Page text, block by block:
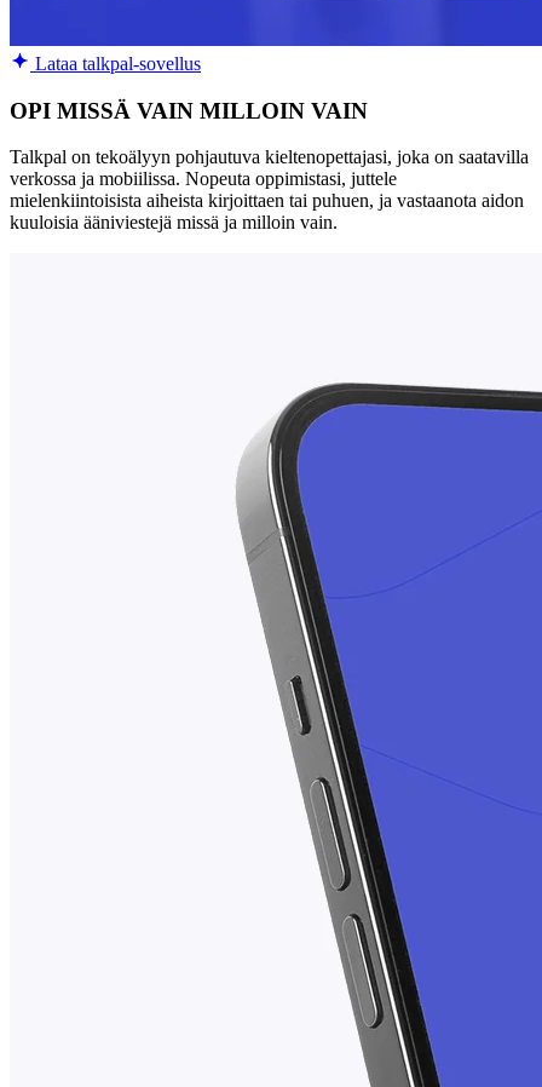
Lataa talkpal-sovellus
OPI MISSÄ VAIN MILLOIN VAIN
Talkpal on tekoälyyn pohjautuva kieltenopettajasi, joka on saatavilla
verkossa ja mobiilissa. Nopeuta oppimistasi, juttele
mielenkiintoisista aiheista kirjoittaen tai puhuen, ja vastaanota aidon
kuuloisia ääniviestejä missä ja milloin vain.